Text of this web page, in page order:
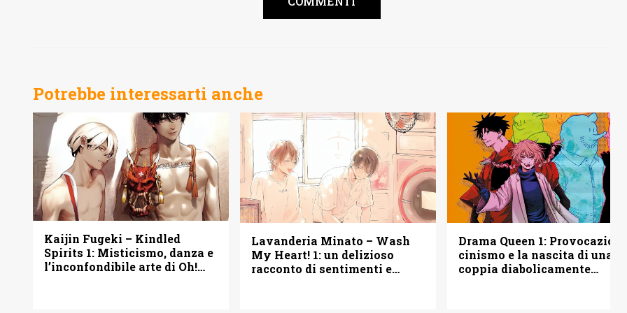
Potrebbe interessarti anche
Kaijin Fugeki – Kindled
Spirits 1: Misticismo, danza e
l’inconfondibile arte di Oh!
Lavanderia Minato – Wash
My Heart! 1: un delizioso
racconto di sentimenti e
Drama Queen 1:
cinismo e la nascita di una
coppia diabolicamente